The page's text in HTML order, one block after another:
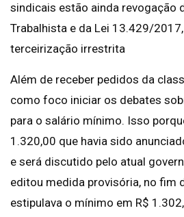
sindicais estão ainda revogação
Trabalhista e da Lei 13.429/
terceirização irrestrita
Além de receber pedidos da
como foco iniciar os debates
para o salário mínimo. Isso
1.320,00 que havia sido
e será discutido pelo atual
editou medida provisória, no fim
estipulava o mínimo em R$